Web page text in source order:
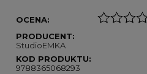
OCENA:
PRODUCENT:
StudioEMKA
KOD PRODUKTU:
9788365068293